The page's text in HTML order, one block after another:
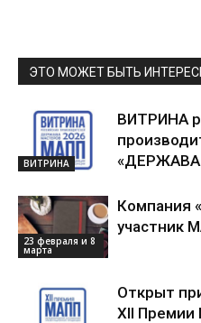
ЭТО МОЖЕТ БЫТЬ
ВИТРИНА
ВИТРИНА
23 февраля и 8
марта
Компания
участник
Открыт
XII